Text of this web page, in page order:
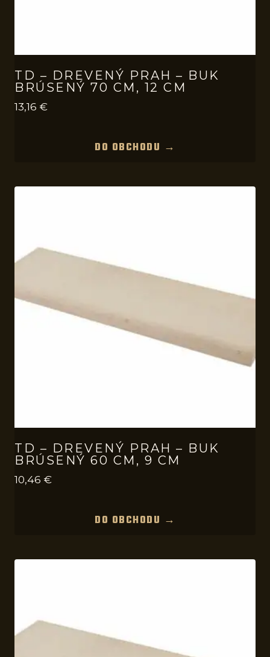
TD – DREVENÝ PRAH – BUK
BRÚSENÝ 70 CM, 12 CM
13,16 €
DO OBCHODU →
TD – DREVENÝ PRAH – BUK
BRÚSENÝ 60 CM, 9 CM
10,46 €
DO OBCHODU →